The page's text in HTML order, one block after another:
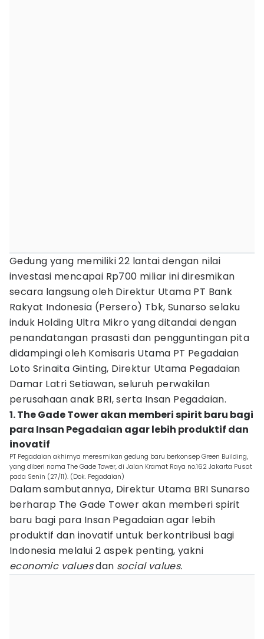
Gedung yang memiliki 22 lantai dengan nilai
investasi mencapai Rp700 miliar ini diresmikan
secara langsung oleh Direktur Utama PT Bank
Rakyat Indonesia (Persero) Tbk, Sunarso selaku
induk Holding Ultra Mikro yang ditandai dengan
penandatangan prasasti dan pengguntingan pita
didampingi oleh Komisaris Utama PT Pegadaian
Loto Srinaita Ginting, Direktur Utama Pegadaian
Damar Latri Setiawan, seluruh perwakilan
perusahaan anak BRI, serta Insan Pegadaian.
1. The Gade Tower akan memberi spirit baru bagi
para Insan Pegadaian agar lebih produktif dan
inovatif
PT Pegadaian akhirnya meresmikan gedung baru berkonsep Green Building,
yang diberi nama The Gade Tower, di Jalan Kramat Raya no.162 Jakarta Pusat
pada Senin (27/11). (Dok. Pegadaian)
Dalam sambutannya, Direktur Utama BRI Sunarso
berharap The Gade Tower akan memberi spirit
baru bagi para Insan Pegadaian agar lebih
produktif dan inovatif untuk berkontribusi bagi
Indonesia melalui 2 aspek penting, yakni
economic valuesdan social values.